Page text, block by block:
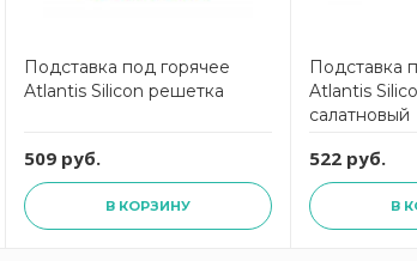
Подставка под горячее
Atlantis Silicon решетка
509 руб.
В КОРЗИНУ
Подставка
Atlantis
салатновый
522 руб.
В